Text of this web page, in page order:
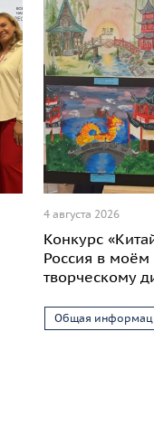
4 августа 2026
Конкурс
Россия в моём
творческому
Общая